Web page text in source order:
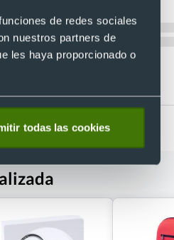
de redes sociales
nuestros partners de
les haya proporcionado o
todas las cookies
Recíbelo